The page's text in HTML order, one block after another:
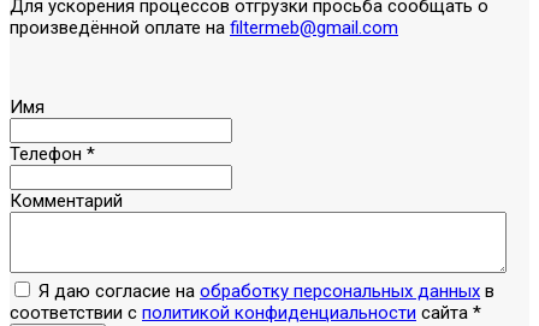
Для ускорения процессов отгрузки просьба сообщать о
произведённой оплате на filtermeb@gmail.com
Имя
Телефон *
Комментарий
Я даю согласие на обработку персональных данных в
соответствии с политикой конфиденциальности сайта *